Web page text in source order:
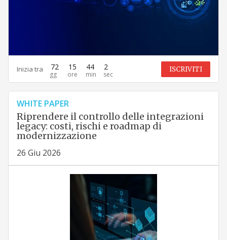
Inizia tra 72 15 44 1 ISCRIVITI
WHITE PAPER
Riprendere il controllo delle integrazioni
legacy: costi, rischi e roadmap di
modernizzazione
26 Giu 2026